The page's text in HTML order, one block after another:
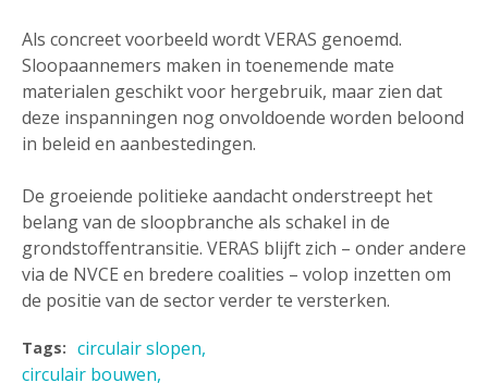
Als concreet voorbeeld wordt VERAS genoemd.
Sloopaannemers maken in toenemende mate
materialen geschikt voor hergebruik, maar zien dat
deze inspanningen nog onvoldoende worden beloond
in beleid en aanbestedingen.
De groeiende politieke aandacht onderstreept het
belang van de sloopbranche als schakel in de
grondstoffentransitie. VERAS blijft zich – onder andere
via de NVCE en bredere coalities – volop inzetten om
de positie van de sector verder te versterken.
Tags: circulair slopen
circulair bouwen